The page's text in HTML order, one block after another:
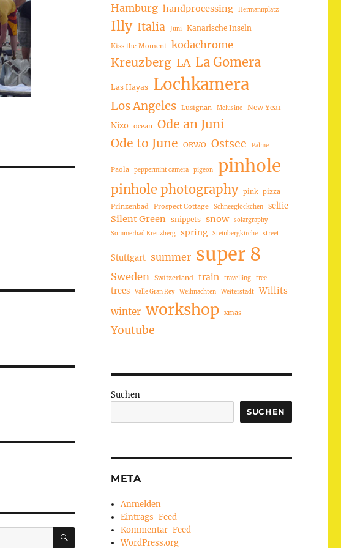
SUCHEN
Hamburg handprocessing Hermannplatz
Illy Italia Juni Kanarische Inseln
Kiss the Moment kodachrome
Kreuzberg LA La Gomera
Las Hayas Lochkamera
Los Angeles Lusignan Melusine New Year
Nizo ocean
Ode an Juni
Ode to June ORWO Ostsee Palme
Paola peppermint camera pigeon pinhole
pinhole photography pink pizza
Prinzenbad
Prospect Cottage Schneeglöckchen selfie
Silent Green snippets snow
solargraphy
Sommerbad Kreuzberg
spring Steinbergkirche street
Stuttgart summer super 8
Sweden Switzerland train travelling tree
trees Valle Gran Rey Weihnachten Weiterstadt Willits
winter workshop xmas
Youtube
Suchen
SUCHEN
META
Anmelden
Eintrags-Feed
Kommentar-Feed
WordPress.org